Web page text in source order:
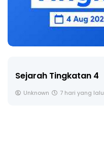
Sejarah Tingkatan 4
Unknown 7 hari yang lalu